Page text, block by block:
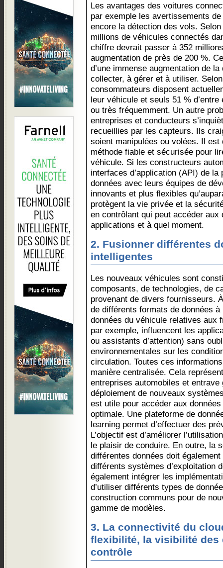
Les avantages des voitures
par exemple les avertissements
encore la détection des vols.
millions de véhicules connectés
chiffre devrait passer à 352
augmentation de près de 200 %.
d’une immense augmentation de
collecter, à gérer et à utiliser.
consommateurs disposent
leur véhicule et seuls 51 %
ou très fréquemment. Un autre
entreprises et conducteurs
recueillies par les capteurs. Ils
soient manipulées ou volées. Il
méthode fiable et sécurisée pour
véhicule. Si les constructeurs
interfaces d’application (API) de
données avec leurs équipes de
innovants et plus flexibles
protègent la vie privée et la
en contrôlant qui peut accéder
applications et à quel moment.
2. Fusionner différentes
intelligentes
Les nouveaux véhicules sont
composants, de technologies, de
provenant de divers fournisseurs.
de différents formats de données
données du véhicule relatives aux
par exemple, influencent les
ou assistants d’attention) sans
environnementales sur les
circulation. Toutes ces
manière centralisée. Cela
entreprises automobiles et entrave
déploiement de nouveaux
est utile pour accéder aux
optimale. Une plateforme de
learning permet d’effectuer des
L’objectif est d’améliorer
le plaisir de conduire. En outre, la
différentes données doit
différents systèmes d’exploitation
également intégrer les
d’utiliser différents types de
construction communs pour de
gamme de modèles.
3. La connectivité du
flexibilité, la visibilité des
contrôle